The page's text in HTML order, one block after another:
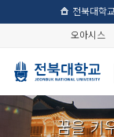
전북대학
오아시스
꿈을 키